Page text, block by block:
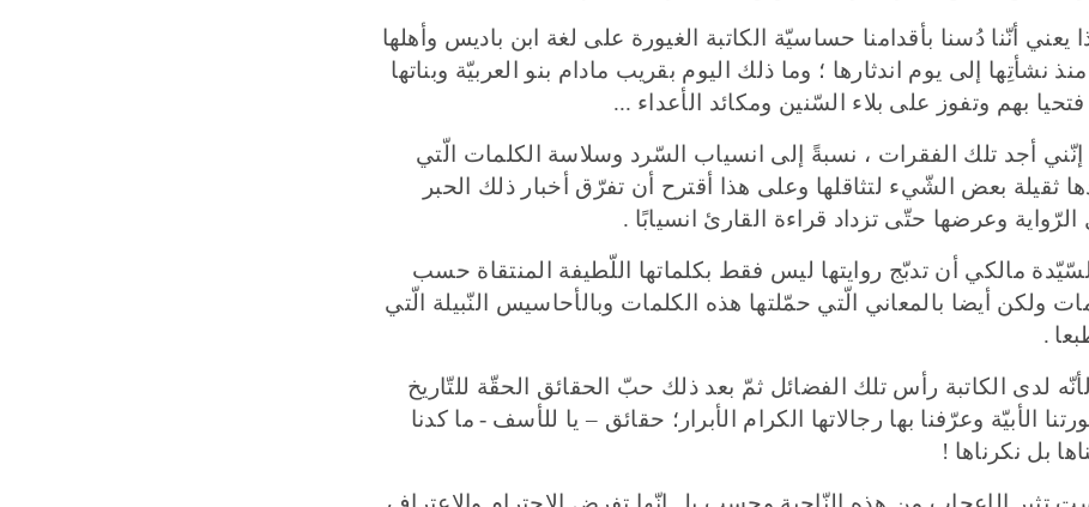
يعني أنّنا دُسنا بأقدامنا حساسيّة الكاتبة الغيورة على لغة ابن باديس وأهلها
نشأتِها إلى يوم اندثارها ؛ وما ذلك اليوم بقريب مادام بنو العربيّة وبناتها
فتحيا بهم وتفوز على بلاء السّنين ومكائد الأعداء ...
إنّني أجد تلك الفقرات ، نسبةً إلى انسياب السّرد وسلاسة الكلمات الّتي
ثقيلة بعض الشّيء لتثاقلها وعلى هذا أقترح أن تفرّق أخبار ذلك الحبر
وعرضها حتّى تزداد قراءة القارئ انسيابًا .
مالكي أن تدبّج روايتها ليس فقط بكلماتها اللّطيفة المنتقاة حسب
ولكن أيضا بالمعاني الّتي حمّلتها هذه الكلمات وبالأحاسيس النّبيلة الّتي
.
لأنّه لدى الكاتبة رأس تلك الفضائل ثمّ بعد ذلك حبّ الحقائق الحقّة للتّاريخ
الأبيّة وعرّفنا بها رجالاتها الكرام الأبرار؛ حقائق – يا للأسف - ما كدنا
بل نكرناها !